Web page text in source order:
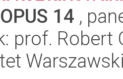
OPUS 14 ,
prof. Robert